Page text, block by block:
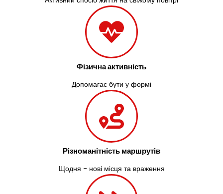
Фізична активність
Допомагає бути у формі
Різноманітність маршрутів
Щодня - нові місця та враження